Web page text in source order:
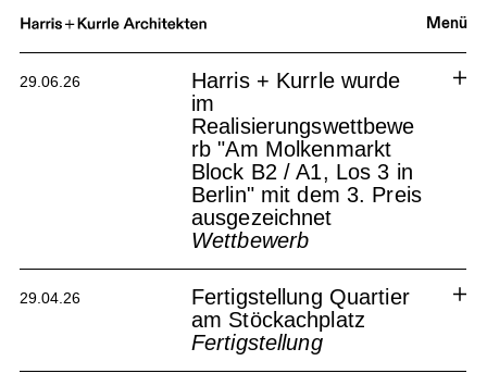
Menü
29.06.26
Harris + Kurrle wurde
im
Realisierungswettbewe
rb "Am Molkenmarkt
Block B2 / A1, Los 3 in
Berlin" mit dem 3. Preis
ausgezeichnet
Wettbewerb
Am Molkenmarkt Berlin
29.04.26
Fertigstellung Quartier
am Stöckachplatz
Fertigstellung